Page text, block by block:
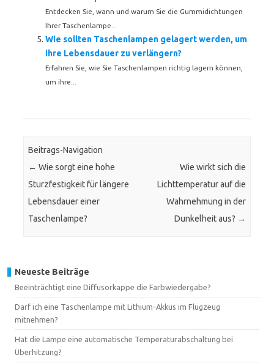
Entdecken Sie, wann und warum Sie die Gummidichtungen
Ihrer Taschenlampe...
Wie sollten Taschenlampen gelagert werden, um
ihre Lebensdauer zu verlängern?
Erfahren Sie, wie Sie Taschenlampen richtig lagern können,
um ihre...
Beitrags-Navigation
← Wie sorgt eine hohe
Sturzfestigkeit für längere
Lebensdauer einer
Taschenlampe?
Wie wirkt sich die
Lichttemperatur auf die
Wahrnehmung in der
Dunkelheit aus? →
Neueste Beiträge
Beeinträchtigt eine Diffusorkappe die Farbwiedergabe?
Darf ich eine Taschenlampe mit Lithium-Akkus im Flugzeug
mitnehmen?
Hat die Lampe eine automatische Temperaturabschaltung bei
Überhitzung?